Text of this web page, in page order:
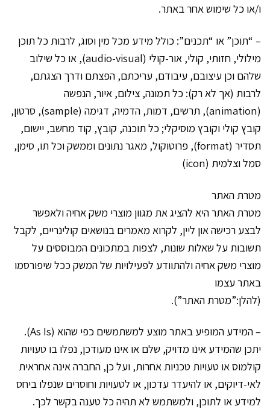
ו/או כל שימוש אחר באתר.
– “תוכן” או “תכנים”: כולל מידע מכל מין וסוג, לרבות כל תוכן
מילולי, חזותי, קולי, אור-קולי (audio-visual), או כל שילוב
שלהם וכן עיצובם, עיבודם, עריכתם, הפצתם ודרך הצגתם,
לרבות (אך לא רק): כל תמונה, צילום, איור, הנפשה
(animation), תרשים, דמות, הדמיה, דגימה (sample), סרטון,
קובץ קולי וקובץ מוסיקלי; כל תוכנה, קובץ, קוד מחשב, יישום,
תסדיר (format), פרוטוקול, מאגר נתונים וממשק וכל תו, סימן,
סמל וצלמית (icon)
מטרת האתר
מטרת האתר היא להציג את מגוון מוצרי משק אחיה ולאפשר
לבצע רכישה און ליין, לקרוא מאמרים בנושאים קולינריים, לקבל
תשובות על שאלות שונות, לצפות במתכונים המבוססים על
מוצרי משק אחיה ולהתוודע לפעילויות של המשק ככל שיפורסמו
באתר עצמו
(להלן:”מטרת האתר”).
– המידע המופיע באתר מוצע למשתמשים כפי שהוא (As Is).
יתכן שהמידע אינו מדויק, שלם או אינו מעודכן, נפלו בו טעויות
קולמוס או טעויות טכניות אחרות, ועל כן, החברה אינה אחראית
לאי-דיוקים, או להיעדר עדכון, או לטעויות וחוסרים שנפלו ביחס
למידע או לתוכן, ולמשתמש לא תהיה כל טענה בקשר לכך.